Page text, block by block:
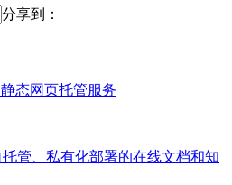
分享到：
静态网页托管服务